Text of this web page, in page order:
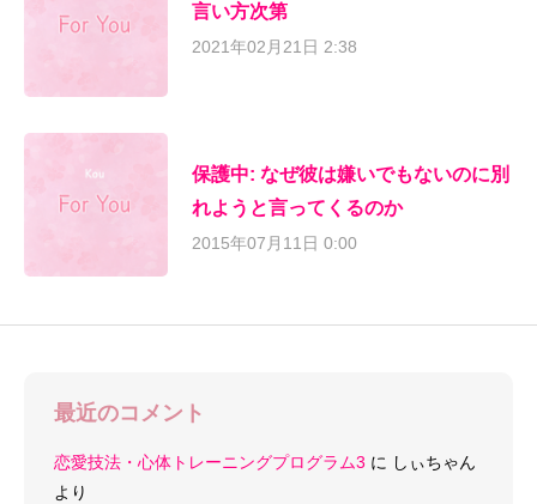
言い方次第
2021年02月21日 2:38
保護中: なぜ彼は嫌いでもないのに別
れようと言ってくるのか
2015年07月11日 0:00
最近のコメント
恋愛技法・心体トレーニングプログラム3 に しぃちゃん
より